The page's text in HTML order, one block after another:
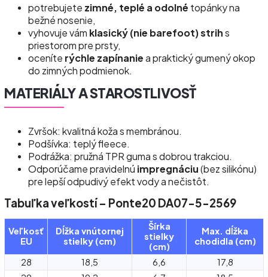
potrebujete zimné, teplé a odolné topánky na
bežné nosenie,
vyhovuje vám klasický (nie barefoot) strihs
priestorom pre prsty,
oceníte rýchle zapínaniea praktický gumený okop
do zimných podmienok.
MATERIÁLY A STAROSTLIVOSŤ
Zvršok: kvalitná koža s membránou.
Podšívka: teplý fleece.
Podrážka: pružná TPR guma s dobrou trakciou.
Odporúčame pravidelnú impregnáciu(bez silikónu)
pre lepší odpudivý efekt vody a nečistôt.
Tabuľka veľkostí – Ponte20 DA07-5-2569
Veľkosť
EU
Dĺžka vnútornej
stielky (cm)
Šírka
stielky
(cm)
Max. dĺžka
chodidla (cm)
28
18,5 6,6
17,8